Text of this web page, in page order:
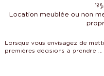
18
Location meublée ou non
Lorsque vous envisagez de
premières décisions à prendre ...